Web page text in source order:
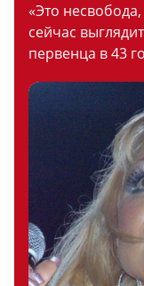
«Это
сейчас
первенца в 43